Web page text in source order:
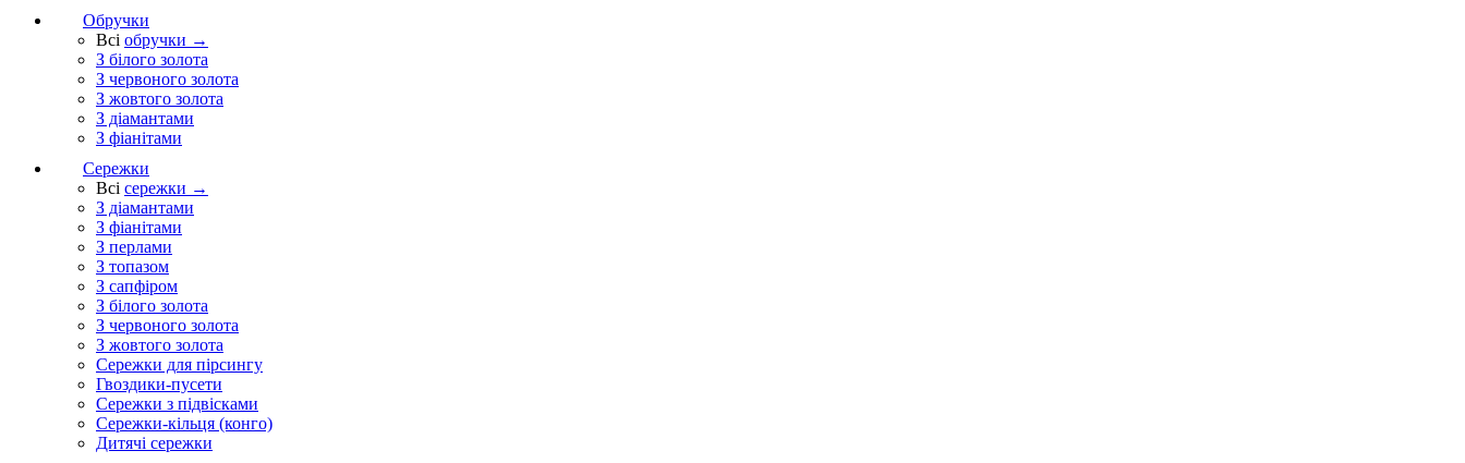
Обручки
Всі обручки →
З білого золота
З червоного золота
З жовтого золота
З діамантами
З фіанітами
Сережки
Всі сережки →
З діамантами
З фіанітами
З перлами
З топазом
З сапфіром
З білого золота
З червоного золота
З жовтого золота
Сережки для пірсингу
Гвоздики-пусети
Сережки з підвісками
Сережки-кільця (конго)
Дитячі сережки